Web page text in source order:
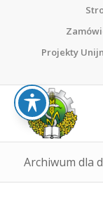
Projekty
Archiwum dla